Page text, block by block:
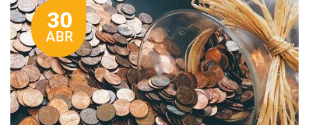
30
ABR